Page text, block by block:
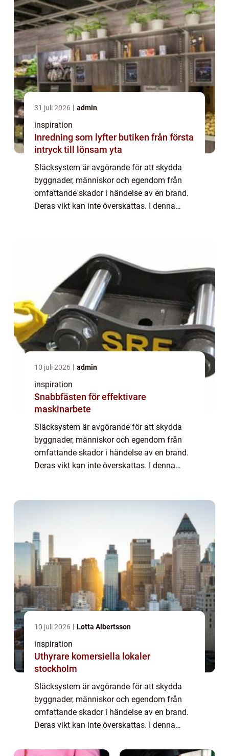
31 juli 2026 admin
inspiration
Inredning som lyfter butiken från första
intryck till lönsam yta
Släcksystem är avgörande för att skydda
byggnader, människor och egendom från
omfattande skador i händelse av en brand.
Deras vikt kan inte överskattas. I denna
10 juli 2026 admin
inspiration
Snabbfästen för effektivare
maskinarbete
Släcksystem är avgörande för att skydda
byggnader, människor och egendom från
omfattande skador i händelse av en brand.
Deras vikt kan inte överskattas. I denna
10 juli 2026 Lotta Albertsson
inspiration
Uthyrare komersiella lokaler
stockholm
Släcksystem är avgörande för att skydda
byggnader, människor och egendom från
omfattande skador i händelse av en brand.
Deras vikt kan inte överskattas. I denna